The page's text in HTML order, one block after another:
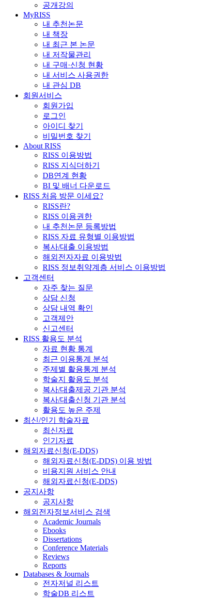
공개강의
MyRISS
내 추천논문
내 책장
내 최근 본 논문
내 저작물관리
내 구매·신청 현황
내 서비스 사용권한
내 관심 DB
회원서비스
회원가입
로그인
아이디 찾기
비밀번호 찾기
About RISS
RISS 이용방법
RISS 지식더하기
DB연계 현황
BI 및 배너 다운로드
RISS 처음 방문 이세요?
RISS란?
RISS 이용권한
내 추천논문 등록방법
RISS 자료 유형별 이용방법
복사/대출 이용방법
해외전자자료 이용방법
RISS 정보취약계층 서비스 이용방법
고객센터
자주 찾는 질문
상담 신청
상담 내역 확인
고객제안
신고센터
RISS 활용도 분석
자료 현황 통계
최근 이용통계 분석
주제별 활용통계 분석
학술지 활용도 분석
복사/대출제공 기관 분석
복사/대출신청 기관 분석
활용도 높은 주제
최신/인기 학술자료
최신자료
인기자료
해외자료신청(E-DDS)
해외자료신청(E-DDS) 이용 방법
비용지원 서비스 안내
해외자료신청(E-DDS)
공지사항
공지사항
해외전자정보서비스 검색
Academic Journals
Ebooks
Dissertations
Conference Materials
Reviews
Reports
Databases & Journals
전자저널 리스트
학술DB 리스트